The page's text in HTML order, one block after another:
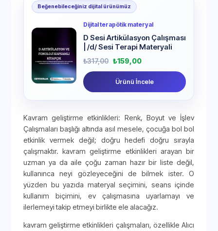
Beğenebileceğiniz dijital ürünümüz
Dijital terapötik materyal
D Sesi Artikülasyon Çalışması
| /d/ Sesi Terapi Materyali
₺317,00 ₺159,00
Ürünü İncele
Kavram geliştirme etkinlikleri: Renk, Boyut ve İşlev
Çalışmaları başlığı altında asıl mesele, çocuğa bol bol
etkinlik vermek değil; doğru hedefi doğru sırayla
çalışmaktır. kavram geliştirme etkinlikleri arayan bir
uzman ya da aile çoğu zaman hazır bir liste değil,
kullanınca neyi gözleyeceğini de bilmek ister. O
yüzden bu yazıda materyal seçimini, seans içinde
kullanım biçimini, ev çalışmasına uyarlamayı ve
ilerlemeyi takip etmeyi birlikte ele alacağız.
kavram geliştirme etkinlikleri çalışmaları, özellikle Alıcı